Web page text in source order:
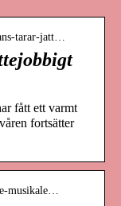
tarar-jatt…
fått ett varmt
fortsätter
musikale…